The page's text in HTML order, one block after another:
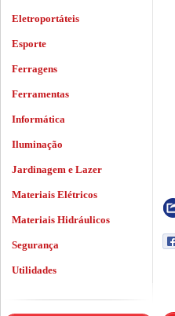
Eletroportáteis
Esporte
Ferragens
Ferramentas
Informática
Iluminação
Jardinagem e Lazer
Materiais Elétricos
Materiais Hidráulicos
Segurança
Utilidades